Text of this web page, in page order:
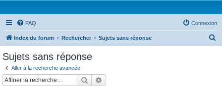
FAQ Connexion
Index du forum Rechercher Sujets sans réponse
Sujets sans réponse
Aller à la recherche avancée
Rechercher